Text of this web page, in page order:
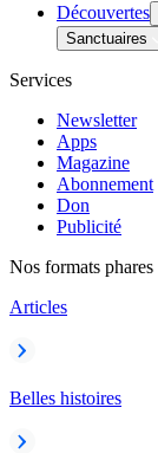
Découvertes
Sanctuaires
Services
Newsletter
Apps
Magazine
Abonnement
Don
Publicité
Nos formats phares
Articles
Belles histoires